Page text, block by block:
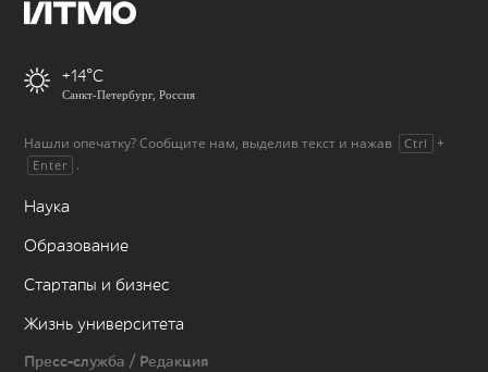
+14
Санкт-Петербург, Россия
Нашли опечатку? Сообщите нам, выделив текст и нажав Ctrl +
Enter .
Наука
Образование
Стартапы и бизнес
Жизнь университета
Пресс-служба / Редакция